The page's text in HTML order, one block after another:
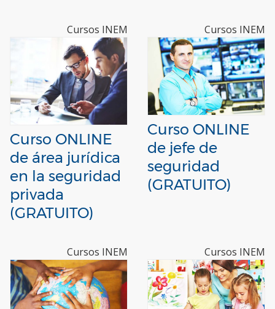
Cursos INEM
Curso ONLINE
de área jurídica
en la seguridad
privada
(GRATUITO)
Cursos INEM
Curso ONLINE
de jefe de
seguridad
(GRATUITO)
Cursos INEM Cursos INEM